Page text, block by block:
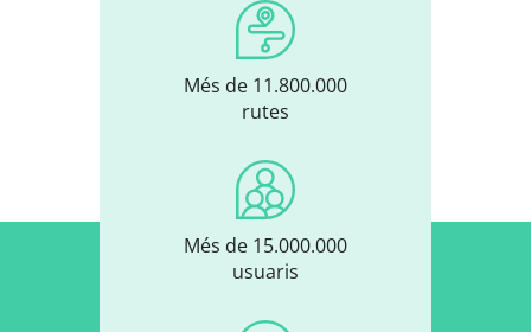
Més de 11.800.000
rutes
Més de 15.000.000
usuaris